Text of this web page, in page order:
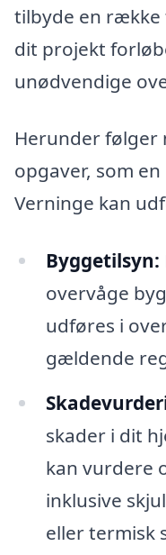
tilbyde en række
dit projekt
unødvendige
Herunder følger
opgaver, som
Verninge kan
Byggetilsyn:
overvåge
udføres i
gældende
skader i dit
kan vurdere
inklusive
eller termisk